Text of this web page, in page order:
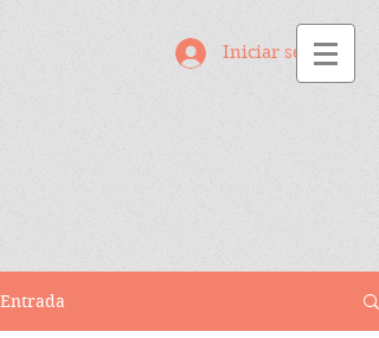
Iniciar sesión
Entrada